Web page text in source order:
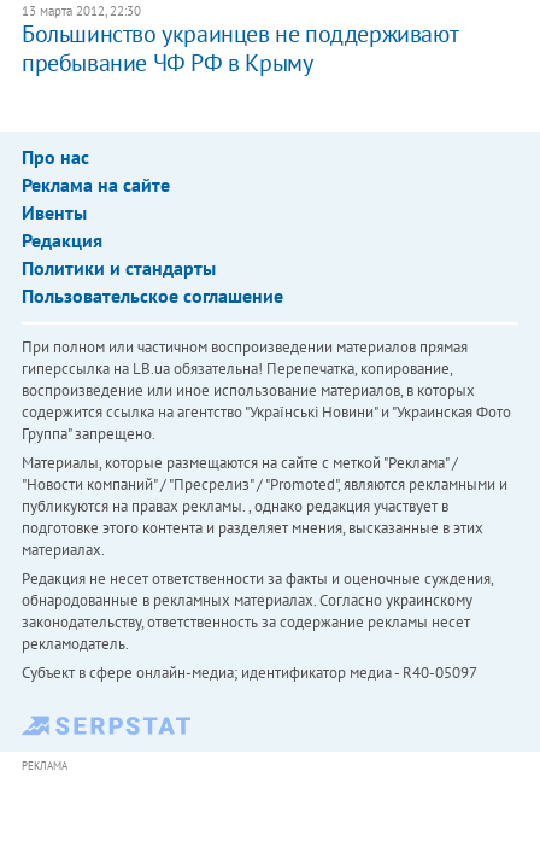
13 марта 2012, 22:30
Большинство украинцев не поддерживают
пребывание ЧФ РФ в Крыму
Про нас
Реклама на сайте
Ивенты
Редакция
Политики и стандарты
Пользовательское соглашение
При полном или частичном воспроизведении материалов прямая
гиперссылка на LB.ua обязательна! Перепечатка, копирование,
воспроизведение или иное использование материалов, в которых
содержится ссылка на агентство "Українськi Новини" и "Украинская Фото
Группа" запрещено.
Материалы, которые размещаются на сайте с меткой "Реклама" /
"Новости компаний" / "Пресрелиз" / "Promoted", являются рекламными и
публикуются на правах рекламы. , однако редакция участвует в
подготовке этого контента и разделяет мнения, высказанные в этих
материалах.
Редакция не несет ответственности за факты и оценочные суждения,
обнародованные в рекламных материалах. Согласно украинскому
законодательству, ответственность за содержание рекламы несет
рекламодатель.
Субъект в сфере онлайн-медиа; идентификатор медиа - R40-05097
РЕКЛАМА